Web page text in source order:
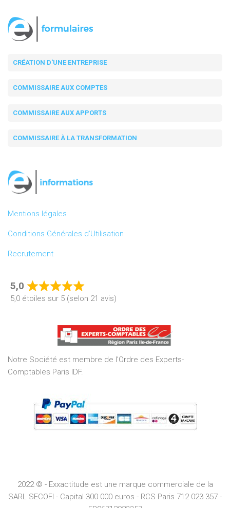
CRÉATION D'UNE ENTREPRISE
COMMISSAIRE AUX COMPTES
COMMISSAIRE AUX APPORTS
COMMISSAIRE À LA TRANSFORMATION
Mentions légales
Conditions Générales d’Utilisation
Recrutement
5,0
Rated
5,0
of
5
5,0 étoiles sur 5 (selon 21 avis)
Notre Société est membre de l’Ordre des Experts-
Comptables Paris IDF.
2022 © - Exxactitude est une marque commerciale de la
SARL SECOFI - Capital 300 000 euros - RCS Paris 712 023 357 -